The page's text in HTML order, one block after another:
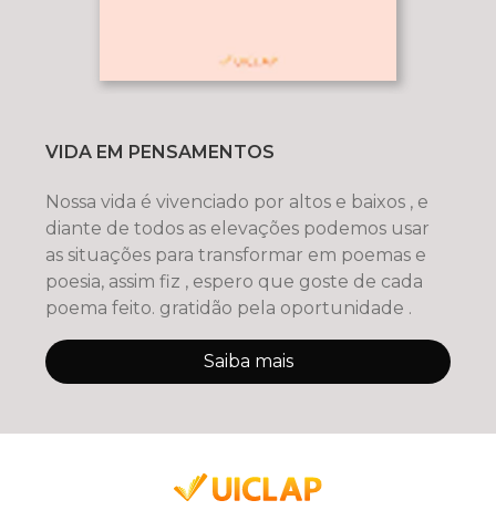
VIDA EM PENSAMENTOS
Nossa vida é vivenciado por altos e baixos , e
diante de todos as elevações podemos usar
as situações para transformar em poemas e
poesia, assim fiz , espero que goste de cada
poema feito. gratidão pela oportunidade .
Saiba mais